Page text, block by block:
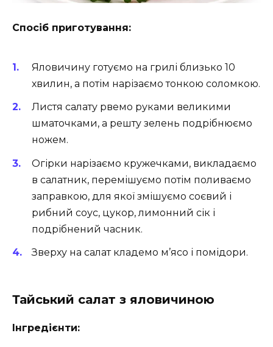
Спосіб приготування:
Яловичину готуємо на грилі близько 10
хвилин, а потім нарізаємо тонкою соломкою.
Листя салату рвемо руками великими
шматочками, а решту зелень подрібнюємо
ножем.
Огірки нарізаємо кружечками, викладаємо
в салатник, перемішуємо потім поливаємо
заправкою, для якої змішуємо соєвий і
рибний соус, цукор, лимонний сік і
подрібнений часник.
Зверху на салат кладемо м’ясо і помідори.
Тайський салат з яловичиною
Інгредієнти: